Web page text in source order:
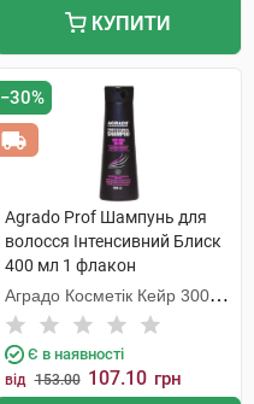
КУПИТИ
−30%
Agrado Prof Шампунь для
волосся Інтенсивний Блиск
400 мл 1 флакон
Аградо Косметік Кейр 3000
С.Л.У.
Є в наявності
від 153.00 107.10 грн